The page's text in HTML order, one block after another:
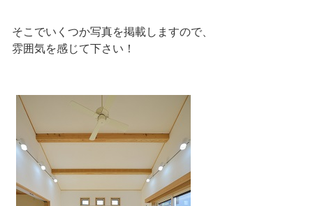
そこでいくつか写真を掲載しますので、
雰囲気を感じて下さい！